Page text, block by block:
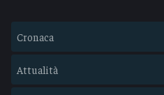
Cronaca
Attualità